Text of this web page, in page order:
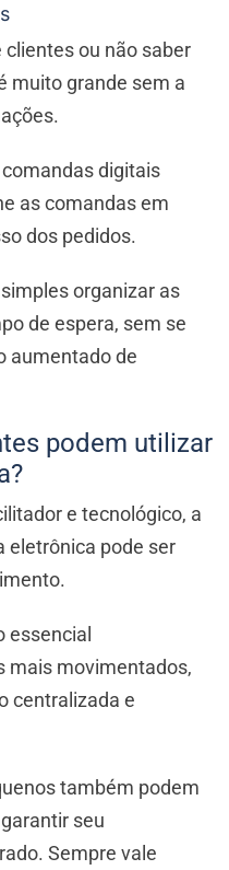
clientes ou não saber
muito grande sem a
digitais
as comandas em
dos pedidos.
organizar as
de espera, sem se
aumentado de
podem utilizar
e tecnológico, a
eletrônica pode ser
essencial
mais movimentados,
centralizada e
também podem
seu
Sempre vale